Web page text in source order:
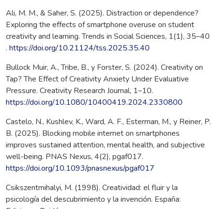
Ali, M. M., & Saher, S. (2025). Distraction or dependence?
Exploring the effects of smartphone overuse on student
creativity and learning. Trends in Social Sciences, 1(1), 35–40
. https://doi.org/10.21124/tss.2025.35.40
Bullock Muir, A., Tribe, B., y Forster, S. (2024). Creativity on
Tap? The Effect of Creativity Anxiety Under Evaluative
Pressure. Creativity Research Journal, 1–10.
https://doi.org/10.1080/10400419.2024.2330800
Castelo, N., Kushlev, K., Ward, A. F., Esterman, M., y Reiner, P.
B. (2025). Blocking mobile internet on smartphones
improves sustained attention, mental health, and subjective
well-being. PNAS Nexus, 4(2), pgaf017.
https://doi.org/10.1093/pnasnexus/pgaf017
Csikszentmihalyi, M. (1998). Creatividad: el fluir y la
psicología del descubrimiento y la invención. España: